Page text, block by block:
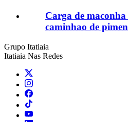
Carga de maconha
caminhao de
Grupo Itatiaia
Itatiaia Nas Redes